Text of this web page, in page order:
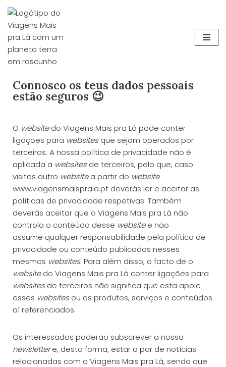
Avançar
para
o
conteúdo
Connosco os teus dados pessoais
estão seguros 😉
O websitedo Viagens Mais pra Lá pode conter
ligações para websitesque sejam operados por
terceiros. A nossa política de privacidade não é
aplicada a websitesde terceiros, pelo que, caso
visites outro websitea partir do website
www.viagensmaisprala.pt deverás ler e aceitar as
políticas de privacidade respetivas. Também
deverás aceitar que o Viagens Mais pra Lá não
controla o conteúdo desse websitee não
assume qualquer responsabilidade pela política de
privacidade ou conteúdo publicados nesses
mesmos websites. Para além disso, o facto de o
websitedo Viagens Mais pra Lá conter ligações para
websitesde terceiros não significa que esta apoie
esses websitesou os produtos, serviços e conteúdos
aí referenciados.
Os interessados poderão subscrever a nossa
newslettere, desta forma, estar a par de notícias
relacionadas com o Viagens Mais pra Lá, sendo que